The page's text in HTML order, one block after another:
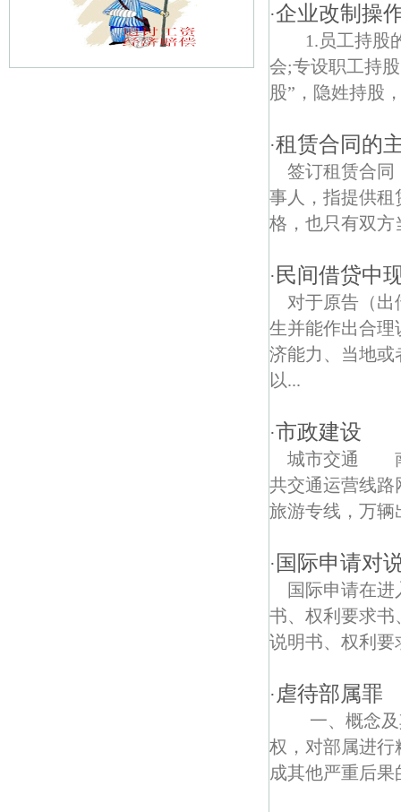
·企业改制操
1.员工持股
会;专设职工持
股”，隐姓持股
·租赁合同的
签订租赁合
事人，指提供租
格，也只有双方
· 民间借贷中
对于原告（
生并能作出合理
济能力、当地或
以...
·市政建设
城市交通 南
共交通运营线路
旅游专线，万辆
· 国际申请对
国际申请在
书、权利要求
说明书、权利要
· 虐待部属罪
一、概念及
权，对部属进行
成其他严重后果